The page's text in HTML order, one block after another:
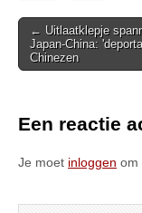
Post
navigation
← Uitlaatklepje
Japan-China:
Chinezen
Een reactie
Je moet inloggen om